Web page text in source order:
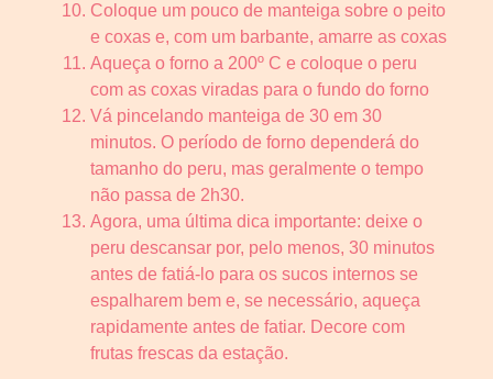
Coloque um pouco de manteiga sobre o peito
e coxas e, com um barbante, amarre as coxas
Aqueça o forno a 200º C e coloque o peru
com as coxas viradas para o fundo do forno
Vá pincelando manteiga de 30 em 30
minutos. O período de forno dependerá do
tamanho do peru, mas geralmente o tempo
não passa de 2h30.
Agora, uma última dica importante: deixe o
peru descansar por, pelo menos, 30 minutos
antes de fatiá-lo para os sucos internos se
espalharem bem e, se necessário, aqueça
rapidamente antes de fatiar. Decore com
frutas frescas da estação.